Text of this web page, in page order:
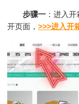
步骤一 ：进入
开页面， >>>进入开